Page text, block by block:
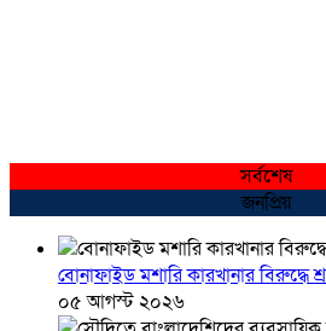
সর্বশেষ
জনপ্রিয়
বোনাফাইড মশারি কারখানার
০৫ আগস্ট ২০২৬